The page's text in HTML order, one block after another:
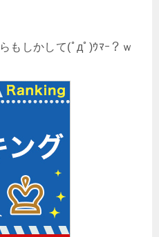
もしかして(ﾟдﾟ)ｳﾏｰ？ｗ